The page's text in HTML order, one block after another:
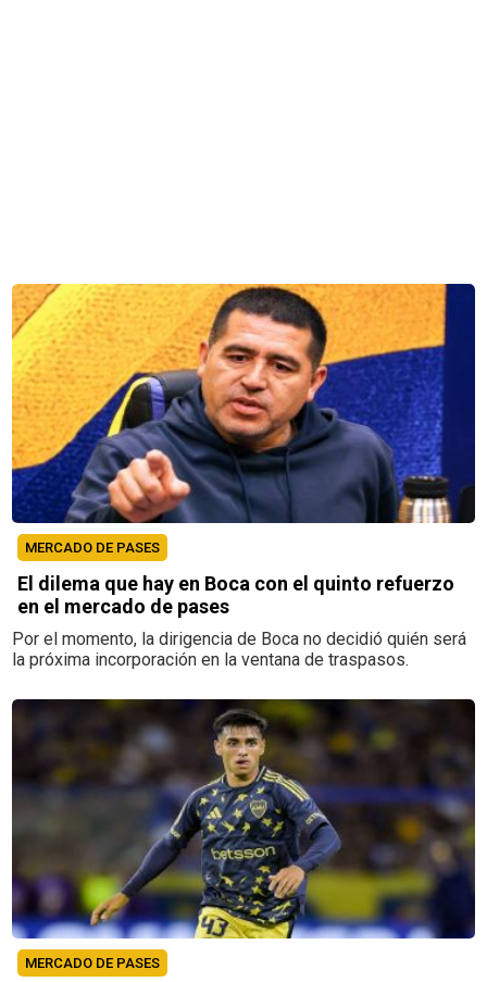
MERCADO DE PASES
El dilema que hay en Boca con el quinto refuerzo
en el mercado de pases
Por el momento, la dirigencia de Boca no decidió quién será
la próxima incorporación en la ventana de traspasos.
MERCADO DE PASES